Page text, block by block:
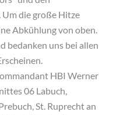
die große Hitze
Abkühlung von oben.
bedanken uns bei allen
HBI Werner
06 Labuch,
St. Ruprecht an